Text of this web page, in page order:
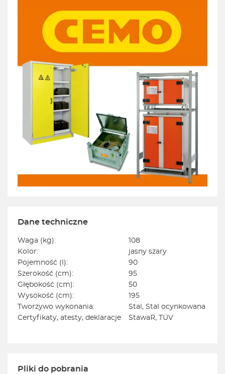
Dane techniczne
Waga (kg):
108
Kolor:
jasny szary
Pojemność (l):
90
Szerokość (cm):
95
Głębokość (cm):
50
Wysokość (cm):
195
Tworzywo wykonania:
Stal, Stal ocynkowana
Certyfikaty, atesty, deklaracje
StawaR, TÜV
Pliki do pobrania